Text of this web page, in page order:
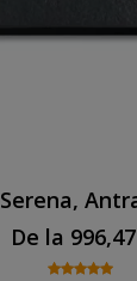
De la 996,47